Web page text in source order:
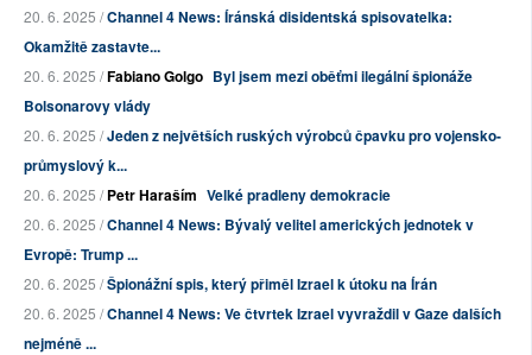
20. 6. 2025 /Channel 4 News: Íránská disidentská spisovatelka:
Okamžitě zastavte...
20. 6. 2025 /Fabiano Golgo Byl jsem mezi oběťmi ilegální špionáže
Bolsonarovy vlády
20. 6. 2025 /Jeden z největších ruských výrobců čpavku pro vojensko-
průmyslový k...
20. 6. 2025 /Petr Haraším Velké pradleny demokracie
20. 6. 2025 /Channel 4 News: Bývalý velitel amerických jednotek v
Evropě: Trump ...
20. 6. 2025 /Špionážní spis, který přiměl Izrael k útoku na Írán
20. 6. 2025 /Channel 4 News: Ve čtvrtek Izrael vyvraždil v Gaze dalších
nejméně ...